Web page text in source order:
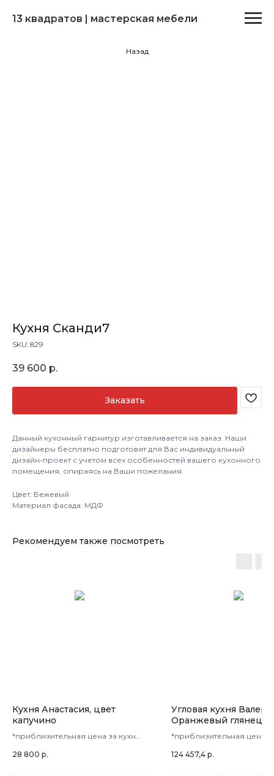
13 квадратов | мастерская мебели
Назад
Кухня Сканди7
SKU: 829
39 600 р.
Заказать
Данный кухонный гарнитур изготавливается на заказ. Наши
дизайнеры бесплатно подготовят для Вас индивидуальный
дизайн-проект с учетом всех особенностей вашего кухонного
помещения, опираясь на Ваши пожелания.
Цвет: Бежевый
Материал фасада: МДФ
Рекомендуем также посмотреть
Кухня Анастасия, цвет
капучино
*приблизительная цена за кухню
28 800 р.
Угловая кухня
Оранжевый глянец/
*приблизительная цена
124 457,4 р.